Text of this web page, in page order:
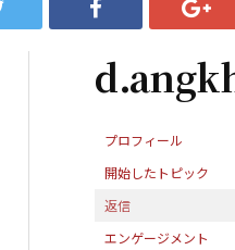
プロフィール
開始したトピック
返信
エンゲージメント